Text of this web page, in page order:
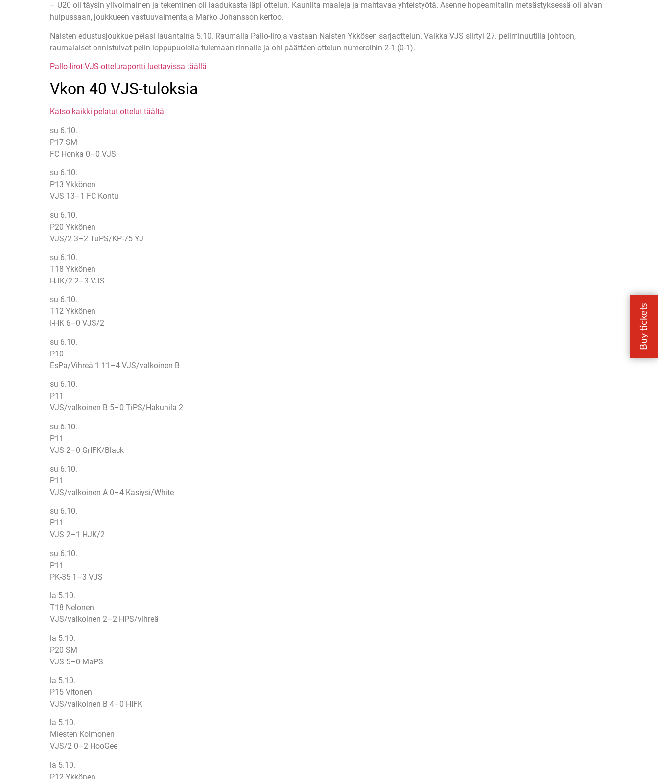
– U20 oli täysin ylivoimainen ja tekeminen oli laadukasta läpi ottelun. Kauniita maaleja ja mahtavaa yhteistyötä. Asenne hopeamitalin metsästyksessä oli aivan
huipussaan, joukkueen vastuuvalmentaja Marko Johansson kertoo.
Naisten edustusjoukkue pelasi lauantaina 5.10. Raumalla Pallo-Iiroja vastaan Naisten Ykkösen sarjaottelun. Vaikka VJS siirtyi 27. peliminuutilla johtoon,
raumalaiset onnistuivat pelin loppupuolella tulemaan rinnalle ja ohi päättäen ottelun numeroihin 2-1 (0-1).
Pallo-Iirot-VJS-otteluraportti luettavissa täällä
Vkon 40 VJS-tuloksia
Katso kaikki pelatut ottelut täältä
su 6.10.
P17 SM
FC Honka 0–0 VJS
su 6.10.
P13 Ykkönen
VJS 13–1 FC Kontu
su 6.10.
P20 Ykkönen
VJS/2 3–2 TuPS/KP-75 YJ
su 6.10.
T18 Ykkönen
HJK/2 2–3 VJS
su 6.10.
T12 Ykkönen
I-HK 6–0 VJS/2
su 6.10.
P10
EsPa/Vihreä 1 11–4 VJS/valkoinen B
su 6.10.
P11
VJS/valkoinen B 5–0 TiPS/Hakunila 2
su 6.10.
P11
VJS 2–0 GrIFK/Black
su 6.10.
P11
VJS/valkoinen A 0–4 Kasiysi/White
su 6.10.
P11
VJS 2–1 HJK/2
su 6.10.
P11
PK-35 1–3 VJS
la 5.10.
T18 Nelonen
VJS/valkoinen 2–2 HPS/vihreä
la 5.10.
P20 SM
VJS 5–0 MaPS
la 5.10.
P15 Vitonen
VJS/valkoinen B 4–0 HIFK
la 5.10.
Miesten Kolmonen
VJS/2 0–2 HooGee
la 5.10.
P12 Ykkönen